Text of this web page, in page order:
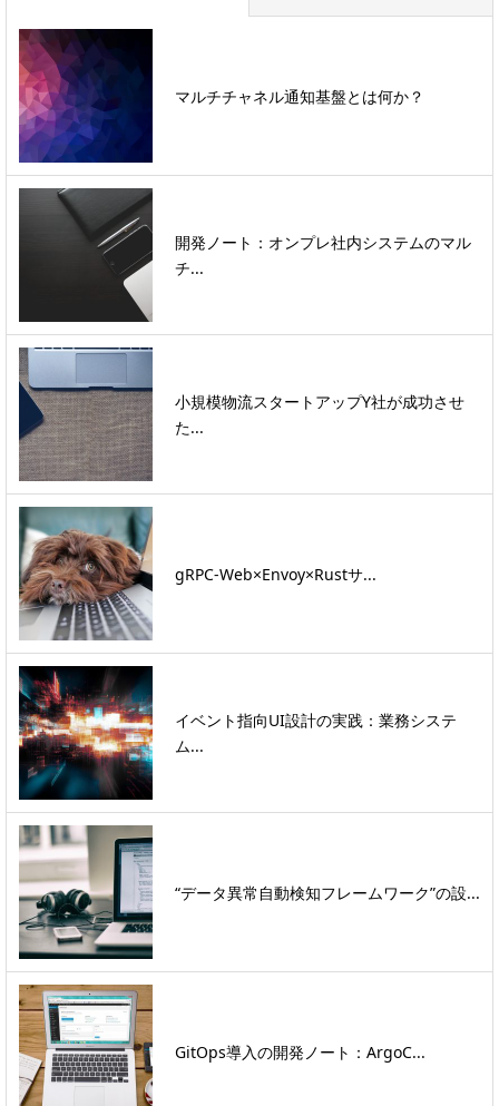
マルチチャネル通知基盤とは何か？
開発ノート：オンプレ社内システムのマル
チ...
小規模物流スタートアップY社が成功させ
た...
gRPC-Web×Envoy×Rustサ...
イベント指向UI設計の実践：業務システ
ム...
“データ異常自動検知フレームワーク”の設...
GitOps導入の開発ノート：ArgoC...